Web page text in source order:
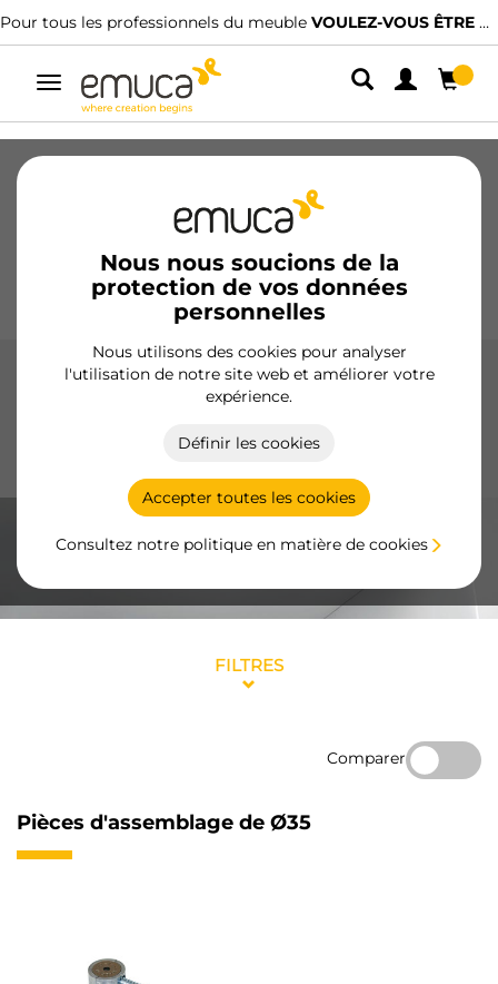
Pour tous les professionnels du meuble VOULEZ-VOUS ÊTRE CLIENT ?
Alterner
navigation
Nous nous soucions de la
protection de vos données
personnelles
Nous utilisons des cookies pour analyser
l'utilisation de notre site web et améliorer votre
expérience.
Définir les cookies
Accepter toutes les cookies
Consultez notre politique en matière de cookies
Charnières
Cuisine Montage
Poignées Pieds Présentoirs
Pièces d'assemblage de Ø35
dans les meubles, garantissant une installation rapide et
FILTRES
Comparer
Pièces d'assemblage de Ø35